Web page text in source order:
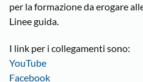
per la formazione da erogare
Linee guida.
I link per i collegamenti sono:
YouTube
Facebook